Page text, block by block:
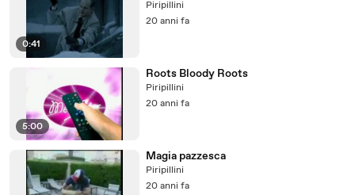
0:41
Piripillini
20 anni fa
5:00
Roots Bloody Roots
Piripillini
20 anni fa
Magia pazzesca
Piripillini
20 anni fa